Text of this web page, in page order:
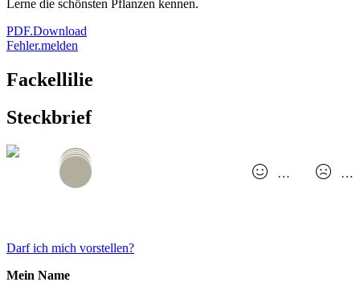
Lerne die schönsten Pflanzen kennen.
PDF.Download
Fehler.melden
Fackellilie
Steckbrief
… …
Darf ich mich vorstellen?
Mein Name